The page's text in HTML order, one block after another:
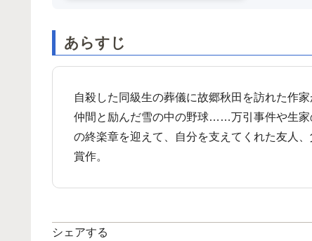
あらすじ
自殺した同級生の葬儀に故郷秋田を訪れた作
仲間と励んだ雪の中の野球……万引事件や生家
の終楽章を迎えて、自分を支えてくれた友人
賞作。
シェアする